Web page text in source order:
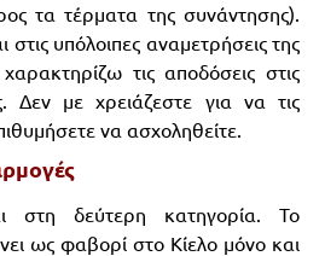
τα τέρματα της συνάντησης).
υπόλοιπες αναμετρήσεις της
τις αποδόσεις στις
Δεν με χρειάζεστε για να τις
να ασχοληθείτε.
στη δεύτερη κατηγορία. Το
ως φαβορί στο Κίελο μόνο και